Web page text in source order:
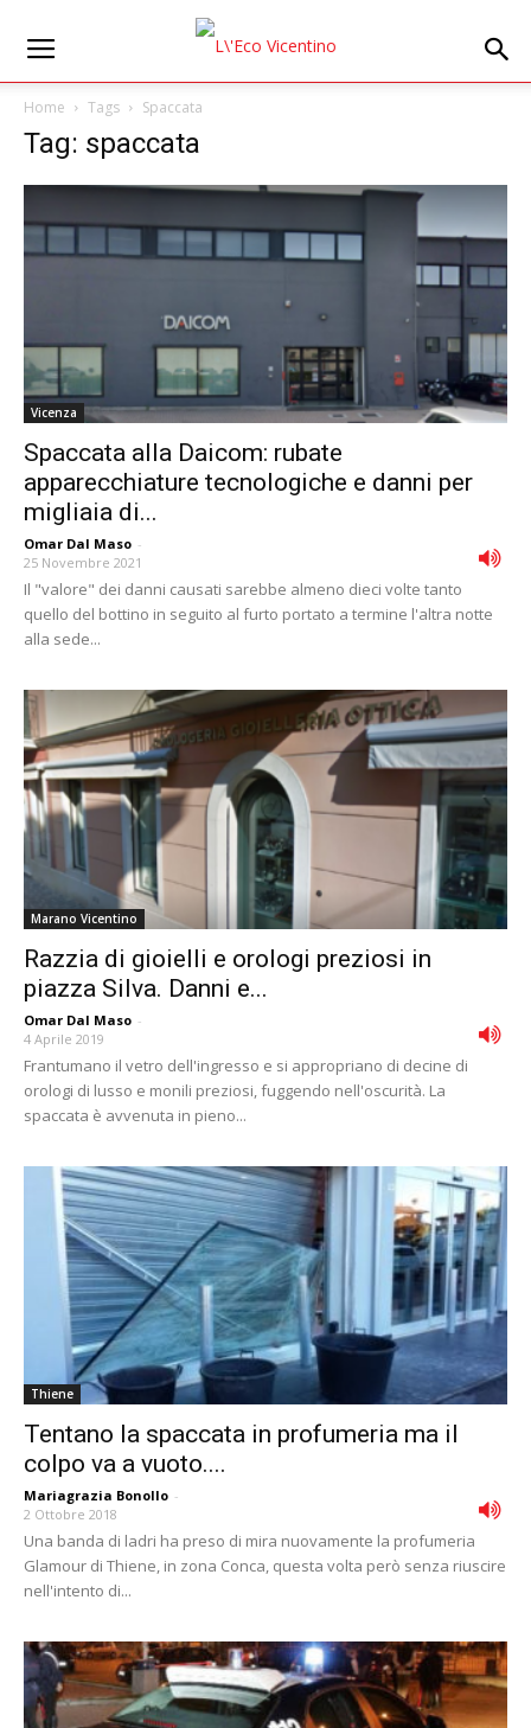
Home Tags Spaccata
Tag: spaccata
Vicenza
Spaccata alla Daicom: rubate
apparecchiature tecnologiche e danni per
migliaia di...
Omar Dal Maso -
25 Novembre 2021
Il "valore" dei danni causati sarebbe almeno dieci volte tanto
quello del bottino in seguito al furto portato a termine l'altra notte
alla sede...
Marano Vicentino
Razzia di gioielli e orologi preziosi in
piazza Silva. Danni e...
Omar Dal Maso -
4 Aprile 2019
Frantumano il vetro dell'ingresso e si appropriano di decine di
orologi di lusso e monili preziosi, fuggendo nell'oscurità. La
spaccata è avvenuta in pieno...
Thiene
Tentano la spaccata in profumeria ma il
colpo va a vuoto....
Mariagrazia Bonollo -
2 Ottobre 2018
Una banda di ladri ha preso di mira nuovamente la profumeria
Glamour di Thiene, in zona Conca, questa volta però senza riuscire
nell'intento di...